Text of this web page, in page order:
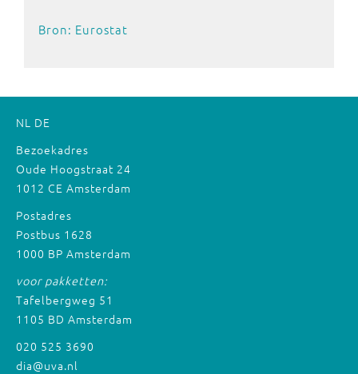
Bron: Eurostat
NL DE
Bezoekadres
Oude Hoogstraat 24
1012 CE Amsterdam
Postadres
Postbus 1628
1000 BP Amsterdam
voor pakketten:
Tafelbergweg 51
1105 BD Amsterdam
020 525 3690
dia@uva.nl